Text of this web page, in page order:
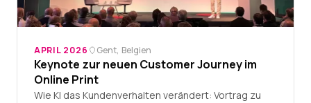
APRIL 2026 Gent, Belgien
Keynote zur neuen Customer Journey im
Online Print
Wie KI das Kundenverhalten verändert: Vortrag zu